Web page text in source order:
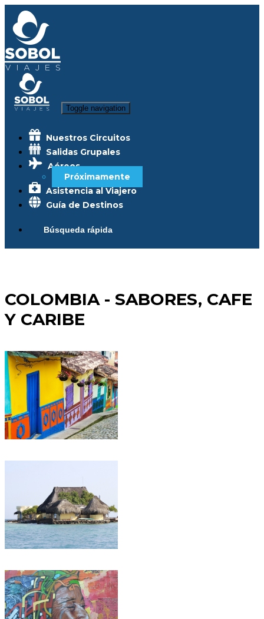
Toggle navigation
Nuestros Circuitos
Salidas Grupales
Aéreos
Próximamente
Asistencia al Viajero
Guía de Destinos
Búsqueda rápida
COLOMBIA - SABORES, CAFE
Y CARIBE